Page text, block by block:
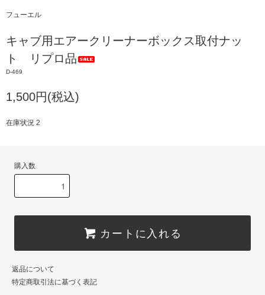
フューエル
キャブ用エアークリーナーボックス取付ナッ
ト リプロ品
D-469
1,500円(税込)
在庫状況 2
購入数
カートに入れる
返品について
特定商取引法に基づく表記